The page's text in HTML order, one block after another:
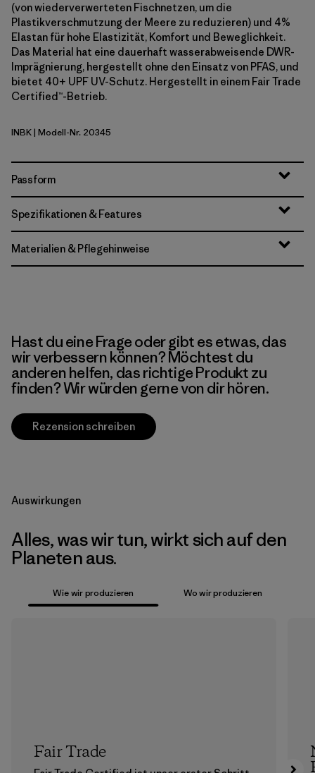
(von wiederverwerteten Fischnetzen, um die
Plastikverschmutzung der Meere zu reduzieren) und 4%
Elastan für hohe Elastizität, Komfort und Beweglichkeit.
Das Material hat eine dauerhaft wasserabweisende DWR-
Imprägnierung, hergestellt ohne den Einsatz von PFAS, und
bietet 40+ UPF UV-Schutz. Hergestellt in einem Fair Trade
Certified™-Betrieb.
Ink Black
INBK| Modell-Nr. 20345
Passform
Spezifikationen & Features
Materialien & Pflegehinweise
Hast du eine Frage oder gibt es etwas, das
wir verbessern können? Möchtest du
anderen helfen, das richtige Produkt zu
finden? Wir würden gerne von dir hören.
Rezension schreiben
Auswirkungen
Alles, was wir tun, wirkt sich auf den
Planeten aus.
Wie wir produzieren Wo wir produzieren
Fair Trade